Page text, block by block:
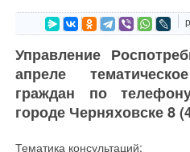
Управление
апреле
граждан по
городе Черняховске 8
Тематика консультаций: